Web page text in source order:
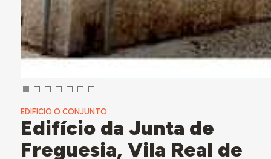
EDIFICIO O CONJUNTO
Edifício da Junta de
Freguesia, Vila Real de